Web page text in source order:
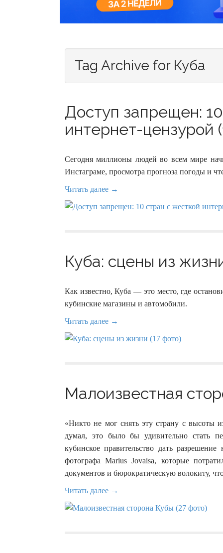
Tag Archive for Куба
Доступ запрещен:
интернет-цензурой
Сегодня миллионы людей во всем мире
Инстаграме, просмотра прогноза погоды и
Читать далее →
Куба: сцены из
Как известно, Куба — это место, где
кубинские магазины и автомобили.
Читать далее →
Малоизвестная
«Никто не мог снять эту страну с высоты
думал, это было бы удивительно стать
кубинское правительство дать
фотографа Marius Jovaisa, которые
документов и бюрократическую волокиту,
Читать далее →